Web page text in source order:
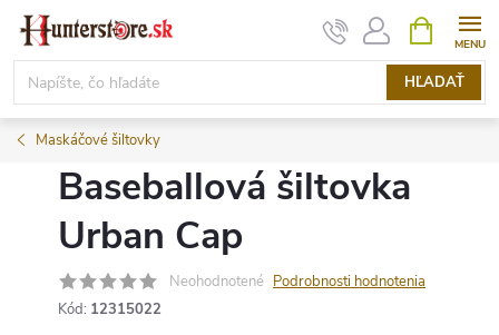
Prejsť
obsah
HĽADAŤ
KOŠÍK
Maskáčové šiltovky
Baseballová šiltovka
Urban Cap
Neohodnotené Podrobnosti hodnotenia
Kód: 12315022